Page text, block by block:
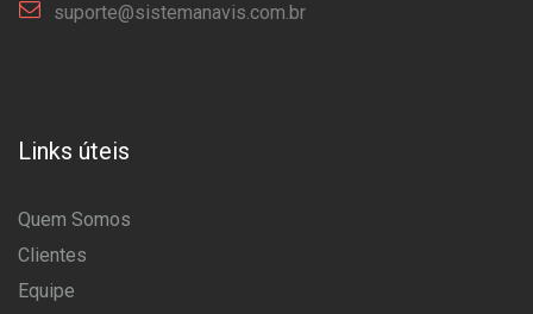
suporte@sistemanavis.com.br
Links úteis
Quem Somos
Clientes
Equipe